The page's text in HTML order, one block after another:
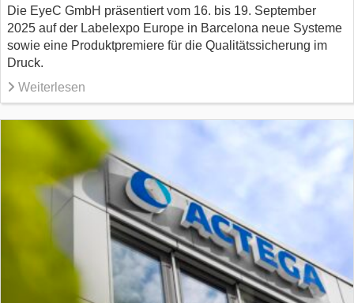
Die EyeC GmbH präsentiert vom 16. bis 19. September
2025 auf der Labelexpo Europe in Barcelona neue Systeme
sowie eine Produktpremiere für die Qualitätssicherung im
Druck.
Weiterlesen